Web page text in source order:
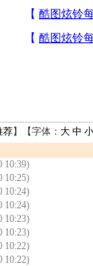
荐】【字体： 大 中 小
10:39)
10:25)
10:24)
10:24)
10:23)
10:23)
10:22)
10:22)